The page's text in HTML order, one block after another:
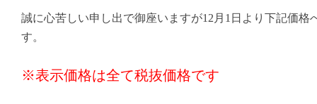
誠に心苦しい申し出で御座いますが12月1日より下記価格
す。
※表示価格は全て税抜価格です